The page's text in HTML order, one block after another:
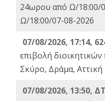
24ωρου από Ω/18:00/
Ω/18:00/07-08-2026
07/08/2026, 17:14,
επιβολή
Σκύρο, Δράμα, Αττική
07/08/2026, 13:50,